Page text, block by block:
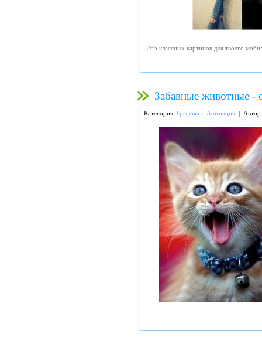
265 классных картинок для твоего
Забавные животные -
Категория: Графика и Анимация |